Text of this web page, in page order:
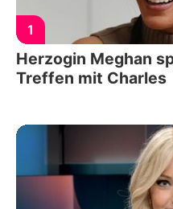
1
Herzogin Meghan
Treffen mit Charles